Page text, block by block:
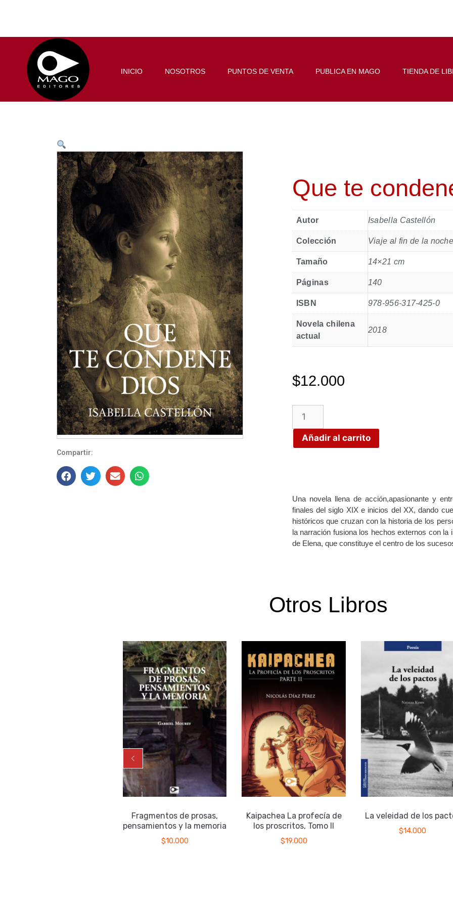
INICIO NOSOTROS PUNTOS DE VENTA PUBLICA EN MAGO TIENDA DE
Compartir:
Que te
Autor Isabella Castellón
Colección Viaje al fin de la
Tamaño 14×21 cm
Páginas 140
ISBN 978-956-317-425-0
Novela chilena
actual
2018
$12.000
Añadir al carrito
Una novela llena de acción,apasionante y
finales del siglo XIX e inicios del XX, dando
históricos que cruzan con la historia de los
la narración fusiona los hechos externos con
de Elena, que constituye el centro de los
Otros Libros
Fragmentos de prosas,
pensamientos y la memoria
$10.000
Kaipachea La profecía de
los proscritos, Tomo II
$19.000
La veleidad de los
$14.000